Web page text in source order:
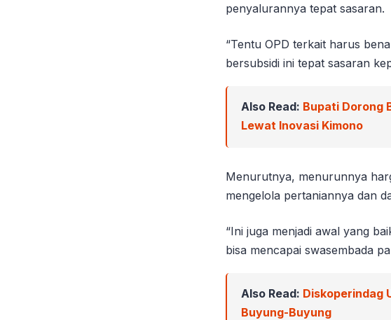
penyalurannya tepat sasaran.
“Tentu OPD terkait harus
bersubsidi ini tepat sasaran
Also Read: Bupati Dorong
Lewat Inovasi Kimono
Menurutnya, menurunnya
mengelola pertaniannya dan
“Ini juga menjadi awal yang
bisa mencapai swasembada
Also Read: Diskoperindag
Buyung-Buyung